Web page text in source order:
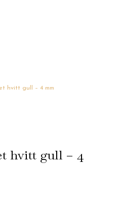
hvitt gull – 4 mm
hvitt gull – 4